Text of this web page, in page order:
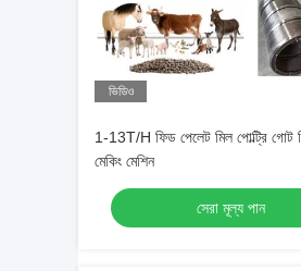
ভিডিও
1-13T/H ফিড পেলেট মিল পোল্ট্রি গোট
মেকিং মেশিন
সেরা মূল্য পান